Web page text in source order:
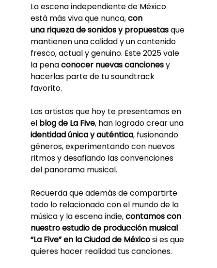
La escena independiente de México
está más viva que nunca, con
una riqueza de sonidos y propuestas que
mantienen una calidad y un contenido
fresco, actual y genuino. Este 2025 vale
la pena conocer nuevas canciones y
hacerlas parte de tu soundtrack
favorito.
Las artistas que hoy te presentamos en
el blog de La Five, han logrado crear una
identidad única y auténtica, fusionando
géneros, experimentando con nuevos
ritmos y desafiando las convenciones
del panorama musical.
Recuerda que además de compartirte
todo lo relacionado con el mundo de la
música y la escena indie, contamos con
nuestro estudio de producción musical
“La Five” en la Ciudad de México si es que
quieres hacer realidad tus canciones.